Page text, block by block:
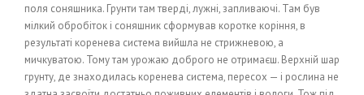
поля соняшника. Грунти там тверді, лужні, запливаючі. Там був
мілкий обробіток і соняшник сформував коротке коріння, в
результаті коренева система вийшла не стрижневою, а
мичкуватою. Тому там урожаю доброго не отримаєш. Верхній шар
грунту, де знаходилась коренева система, пересох — і рослина не